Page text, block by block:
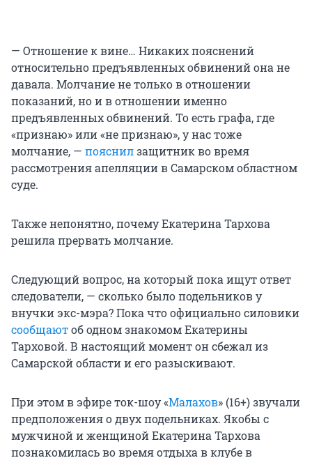
— Отношение к вине… Никаких пояснений
относительно предъявленных обвинений она не
давала. Молчание не только в отношении
показаний, но и в отношении именно
предъявленных обвинений. То есть графа, где
«признаю» или «не признаю», у нас тоже
молчание, — пояснилзащитник во время
рассмотрения апелляции в Самарском областном
суде.
Также непонятно, почему Екатерина Тархова
решила прервать молчание.
Следующий вопрос, на который пока ищут ответ
следователи, — сколько было подельников у
внучки экс-мэра? Пока что официально силовики
сообщаютоб одном знакомом Екатерины
Тарховой. В настоящий момент он сбежал из
Самарской области и его разыскивают.
При этом в эфире ток-шоу «Малахов» (16+) звучали
предположения о двух подельниках. Якобы с
мужчиной и женщиной Екатерина Тархова
познакомилась во время отдыха в клубе в